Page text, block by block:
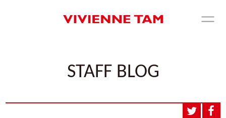
STAFF BLOG